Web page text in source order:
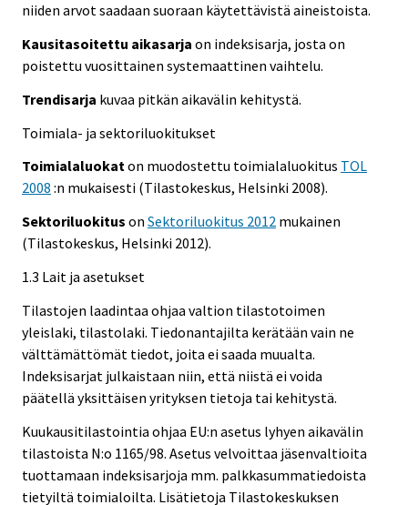
niiden arvot saadaan suoraan käytettävistä aineistoista.
Kausitasoitettu aikasarja on indeksisarja, josta on
poistettu vuosittainen systemaattinen vaihtelu.
Trendisarja kuvaa pitkän aikavälin kehitystä.
Toimiala- ja sektoriluokitukset
Toimialaluokaton muodostettu toimialaluokitus TOL
2008 :n mukaisesti (Tilastokeskus, Helsinki 2008).
Sektoriluokitus on Sektoriluokitus 2012 mukainen
(Tilastokeskus, Helsinki 2012).
1.3 Lait ja asetukset
Tilastojen laadintaa ohjaa valtion tilastotoimen
yleislaki, tilastolaki. Tiedonantajilta kerätään vain ne
välttämättömät tiedot, joita ei saada muualta.
Indeksisarjat julkaistaan niin, että niistä ei voida
päätellä yksittäisen yrityksen tietoja tai kehitystä.
Kuukausitilastointia ohjaa EU:n asetus lyhyen aikavälin
tilastoista N:o 1165/98. Asetus velvoittaa jäsenvaltioita
tuottamaan indeksisarjoja mm. palkkasummatiedoista
tietyiltä toimialoilta. Lisätietoja Tilastokeskuksen